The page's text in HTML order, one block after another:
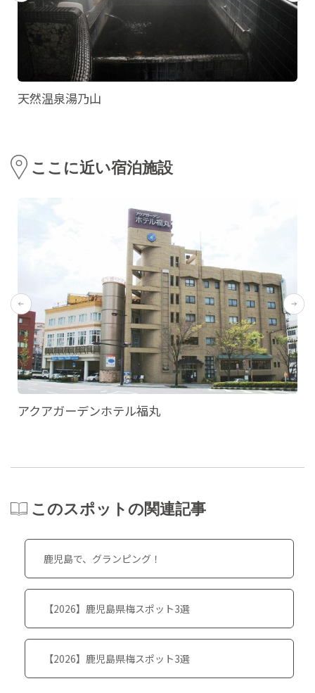
天然温泉湯乃山
ここに近い宿泊施設
アクアガーデンホテル福丸
このスポットの関連記事
鹿児島で、グランピング！
【2026】鹿児島県梅スポット3選
【2026】鹿児島県梅スポット3選